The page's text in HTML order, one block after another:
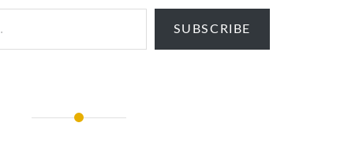
SUBSCRIBE